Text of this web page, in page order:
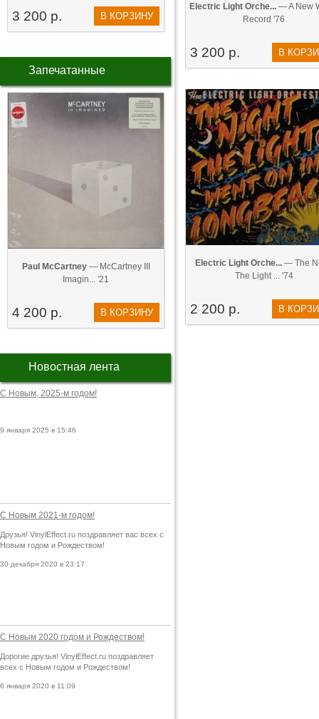
3 200 р. В КОРЗИНУ
Запечатанные
Paul McCartney— McCartney III
Imagin... '21
4 200 р. В КОРЗИНУ
Новостная лента
С Новым, 2025-м годом!
9 января 2025 в 15:46
С Новым 2021-м годом!
Друзья! VinylEffect.ru поздравляет вас всех с
Новым годом и Рождеством!
30 декабря 2020 в 23:17
С Новым 2020 годом и Рождеством!
Дорогие друзья! VinylEffect.ru поздравляет
всех с Новым годом и Рождеством!
6 января 2020 в 11:09
Electric Light Orche... — A New
Record '76
3 200 р. В
Electric Light Orche... — The
The Light ... '74
2 200 р. В